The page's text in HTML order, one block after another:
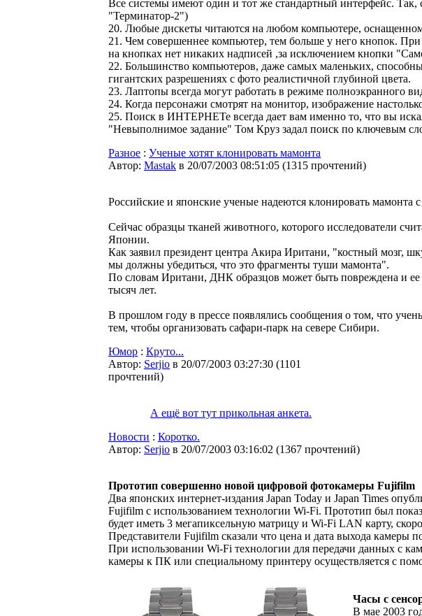
Все системы имеют один и тот же стандартный интерфейс.
"Терминатор-2")
20. Любые дискеты читаются на любом компьютере,
21. Чем совершеннее компьютер, тем больше у него кнопок. При
на кнопках нет никаких надписей ,за исключением кнопки
22. Большинство компьютеров, даже самых маленьких,
гигантских разрешениях с фото реалистичной глубиной цвета.
23. Лаптопы всегда могут работать в режиме полноэкранного
24. Когда персонажи смотрят на монитор, изображение
25. Поиск в ИHТЕРHЕТе всегда дает вам именно то, что вы
"Hевыполнимое задание" Том Круз задал поиск по ключевым
Разное : Ученые хотят клонировать мамонта
Автор: Мastak в 20/07/2003 08:51:05 (1315 прочтений)
Российские и японские ученые надеются клонировать мамонта
Сейчас образцы тканей животного, которого исследователи
Японии.
Как заявил президент центра Акира Иритани, "костный мозг,
мы должны убедиться, что это фрагменты туши мамонта".
По словам Иритани, ДНК образцов может быть повреждена и ее
тысяч лет.
В прошлом году в прессе появлялись сообщения о том, что
тем, чтобы организовать сафари-парк на севере Сибири.
Юмор : Круто...
Автор: Serjio в 20/07/2003 03:27:30 (1101
прочтений)
А ещё вот тут прикольная анкета.
Новости : Коротко.
Автор: Serjio в 20/07/2003 03:16:02 (1367 прочтений)
Прототип совершенно новой цифровой фотокамеры Fujifilm
Два японских интернет-издания Japan Today и Japan Times
Fujifilm с использованием технологии Wi-Fi. Прототип был
будет иметь 3 мегапиксельную матрицу и Wi-Fi LAN карту,
Представители Fujifilm сказали что цена и дата выхода камеры
При использовании Wi-Fi технологии для передачи данных с
камеры к ПК или специальному принтеру осуществляется с
Часы с
В мае 2003